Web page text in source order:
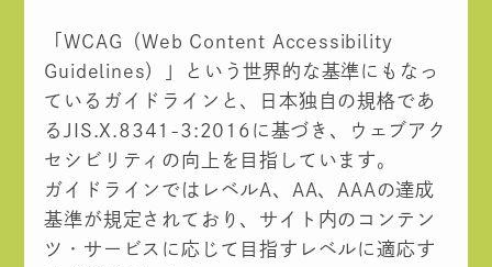
「WCAG（Web Content Accessibility
Guidelines）」という世界的な基準にもなっ
ているガイドラインと、日本独自の規格であ
るJIS.X.8341-3:2016に基づき、ウェブアク
セシビリティの向上を目指しています。
ガイドラインではレベルA、AA、AAAの達成
基準が規定されており、サイト内のコンテン
ツ・サービスに応じて目指すレベルに適応す